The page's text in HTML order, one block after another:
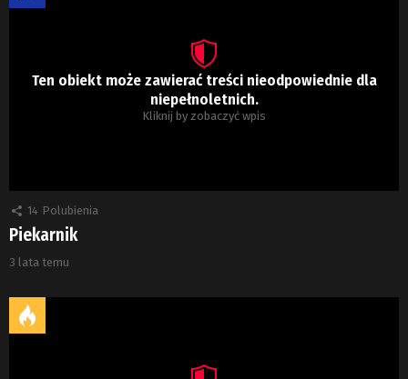
Ten obiekt może zawierać treści nieodpowiednie dla
niepełnoletnich.
Kliknij by zobaczyć wpis
14 Polubienia
Piekarnik
3 lata temu